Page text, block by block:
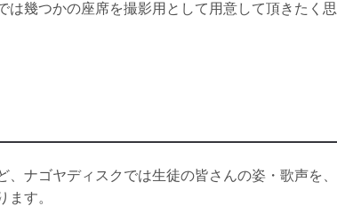
は幾つかの座席を撮影用として用意して頂きたく思
ナゴヤディスクでは生徒の皆さんの姿・歌声を、
ます。